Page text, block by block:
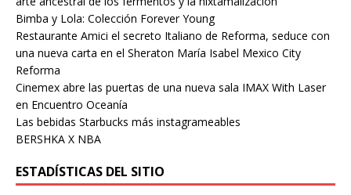
Bimba y Lola: Colección Forever Young
Restaurante Amici el secreto Italiano de Reforma, seduce con
una nueva carta en el Sheraton María Isabel Mexico City
Reforma
Cinemex abre las puertas de una nueva sala IMAX With Laser
en Encuentro Oceanía
Las bebidas Starbucks más instagrameables
BERSHKA X NBA
ESTADÍSTICAS DEL SITIO